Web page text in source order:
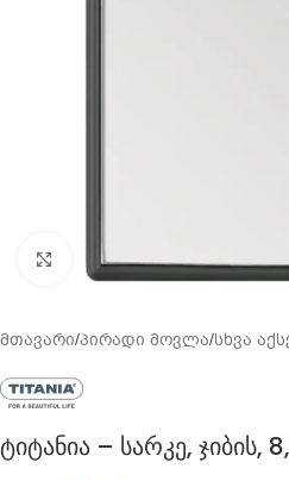
გადიდება
მთავარი/პირადი მოვლა/სხვა
ტიტანია – სარკე, ჯიბის,